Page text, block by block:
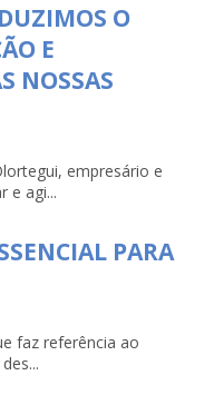
O
E
NOSSAS
empresário e
e agi...
PARA
faz referência ao